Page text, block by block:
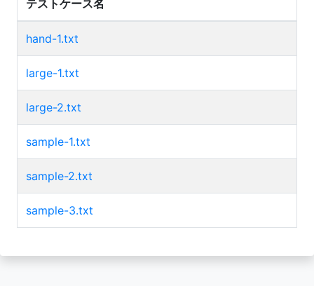
テストケース名
hand-1.txt
large-1.txt
large-2.txt
sample-1.txt
sample-2.txt
sample-3.txt